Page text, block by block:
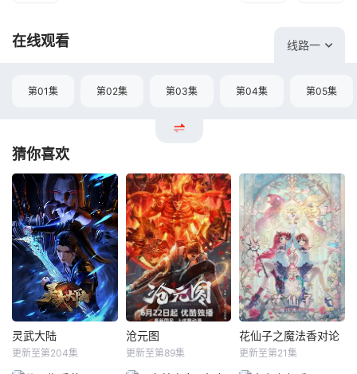
在线观看 线路一
第01集 第02集 第03集 第04集 第05集
猜你喜欢
灵武大陆
更新至第204集
沧元图
更新至第89集
花仙子之魔法香对论
更新至第21集